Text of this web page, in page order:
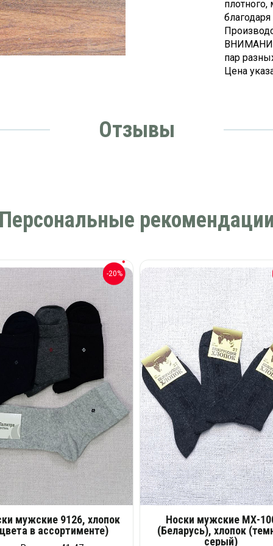
плотного,
пар
Цена
Отзывы
-20%
мужские 9126, хлопок
в ассортименте)
Носки мужские МХ-
(Беларусь), хлопок
серый)